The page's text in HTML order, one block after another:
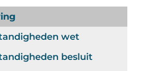
wet
besluit